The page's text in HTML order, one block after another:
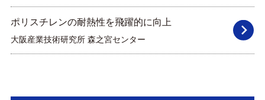
ポリスチレンの耐熱性を飛躍的に向上
大阪産業技術研究所 森之宮センター